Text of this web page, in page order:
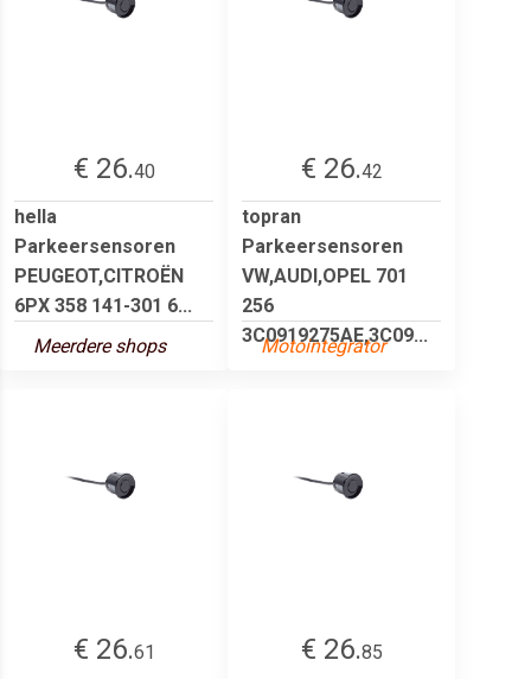
€ 26.40
hella
Parkeersensoren
PEUGEOT,CITROËN
6PX 358 141-301 6...
Meerdere shops
€ 26.42
topran
Parkeersensoren
VW,AUDI,OPEL 701
256
3C0919275AE,3C09...
Motointegrator
€ 26.61
€ 26.85